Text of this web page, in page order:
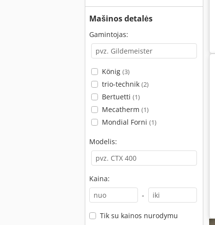
Mašinos detalės
Gamintojas:
König (3)
trio-technik (2)
Bertuetti (1)
Mecatherm (1)
Mondial Forni (1)
Modelis:
Kaina:
-
Tik su kainos nurodymu